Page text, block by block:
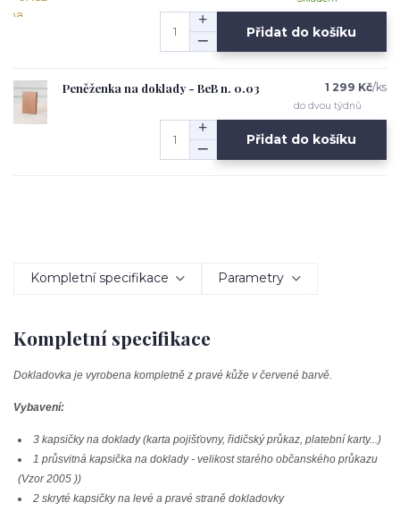
Přidat do košíku
Peněženka na doklady - BeB n. 0.03 1 299 Kč/ks
do dvou týdnů
Přidat do košíku
Kompletní specifikace Parametry
Kompletní specifikace
Dokladovka je vyrobena kompletně z pravé kůže v červené barvě.
Vybavení:
3 kapsičky na doklady (karta pojišťovny, řidičský průkaz, platební karty...)
1 průsvitná kapsička na doklady - velikost starého občanského průkazu
(Vzor 2005 ))
2 skryté kapsičky na levé a pravé straně dokladovky